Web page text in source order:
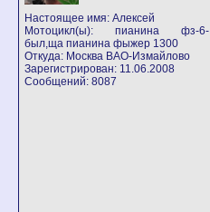
Настоящее имя: Алексей
Мотоцикл(ы): пианина фз-6-
был,ща пианина фыжер 1300
Откуда: Москва ВАО-Измайлово
Зарегистрирован: 11.06.2008
Сообщений: 8087